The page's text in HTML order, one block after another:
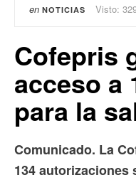
en NOTICIAS Visto:
Cofepris
acceso a
para la
Comunicado. La
134 autorizaciones